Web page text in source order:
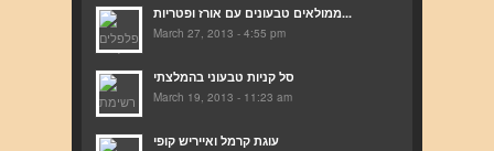
ממולאים טבעונים עם אורז ופטריות...
March 27, 2013 - 4:55 pm
סל קניות טבעוני בהמלצתי
March 19, 2013 - 11:23 am
עוגת קרמל ואייריש קופי